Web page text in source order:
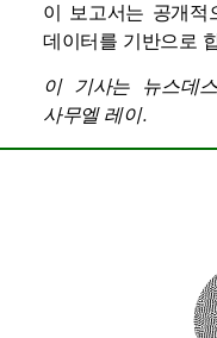
이 보고서는 공개
데이터를 기반으로
이 기사는 뉴스데
사무엘 레이.